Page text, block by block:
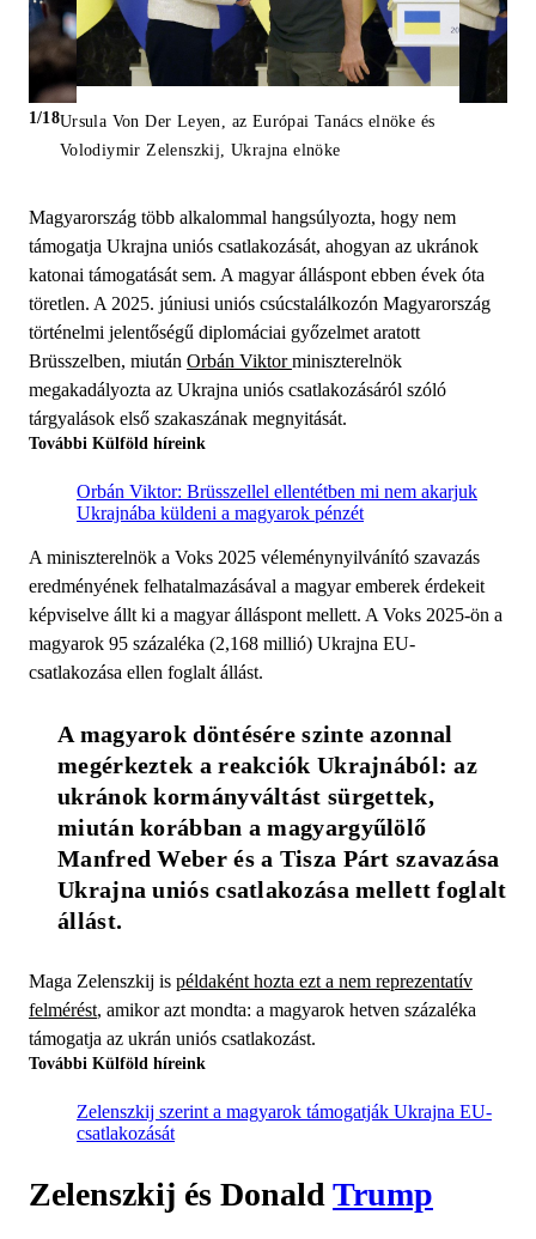
1/18Ursula Von Der Leyen, az Európai Tanács elnöke és
Volodiymir Zelenszkij, Ukrajna elnöke
Magyarország több alkalommal hangsúlyozta, hogy nem
támogatja Ukrajna uniós csatlakozását, ahogyan az ukránok
katonai támogatását sem. A magyar álláspont ebben évek óta
töretlen. A 2025. júniusi uniós csúcstalálkozón Magyarország
történelmi jelentőségű diplomáciai győzelmet aratott
Brüsszelben, miután Orbán Viktorminiszterelnök
megakadályozta az Ukrajna uniós csatlakozásáról szóló
tárgyalások első szakaszának megnyitását.
További Külföld híreink
Orbán Viktor: Brüsszellel ellentétben mi nem akarjuk
Ukrajnába küldeni a magyarok pénzét
A miniszterelnök a Voks 2025 véleménynyilvánító szavazás
eredményének felhatalmazásával a magyar emberek érdekeit
képviselve állt ki a magyar álláspont mellett. A Voks 2025-ön a
magyarok 95 százaléka (2,168 millió) Ukrajna EU-
csatlakozása ellen foglalt állást.
A magyarok döntésére szinte azonnal
megérkeztek a reakciók Ukrajnából: az
ukránok kormányváltást sürgettek,
miután korábban a magyargyűlölő
Manfred Weber és a Tisza Párt szavazása
Ukrajna uniós csatlakozása mellett foglalt
állást.
Maga Zelenszkij is példaként hozta ezt a nem reprezentatív
felmérést, amikor azt mondta: a magyarok hetven százaléka
támogatja az ukrán uniós csatlakozást.
További Külföld híreink
Zelenszkij szerint a magyarok támogatják Ukrajna EU-
csatlakozását
Zelenszkij és Donald Trump